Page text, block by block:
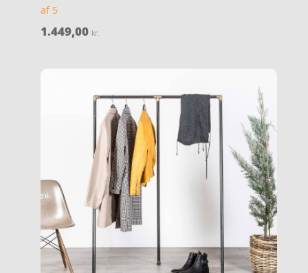
af 5
1.449,00 kr.